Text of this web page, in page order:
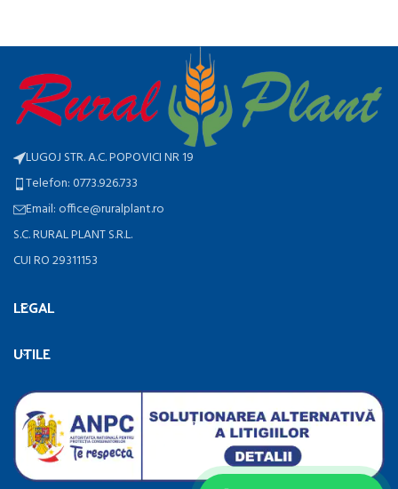
LUGOJ STR. A.C. POPOVICI NR 19
Telefon: 0773.926.733
Email: office@ruralplant.ro
S.C. RURAL PLANT S.R.L.
CUI RO 29311153
LEGAL
UTILE